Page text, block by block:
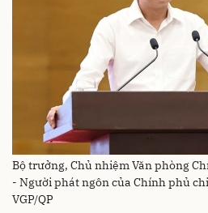
Bộ trưởng, Chủ nhiệm Văn phòng
- Người phát ngôn của Chính phủ
VGP/QP